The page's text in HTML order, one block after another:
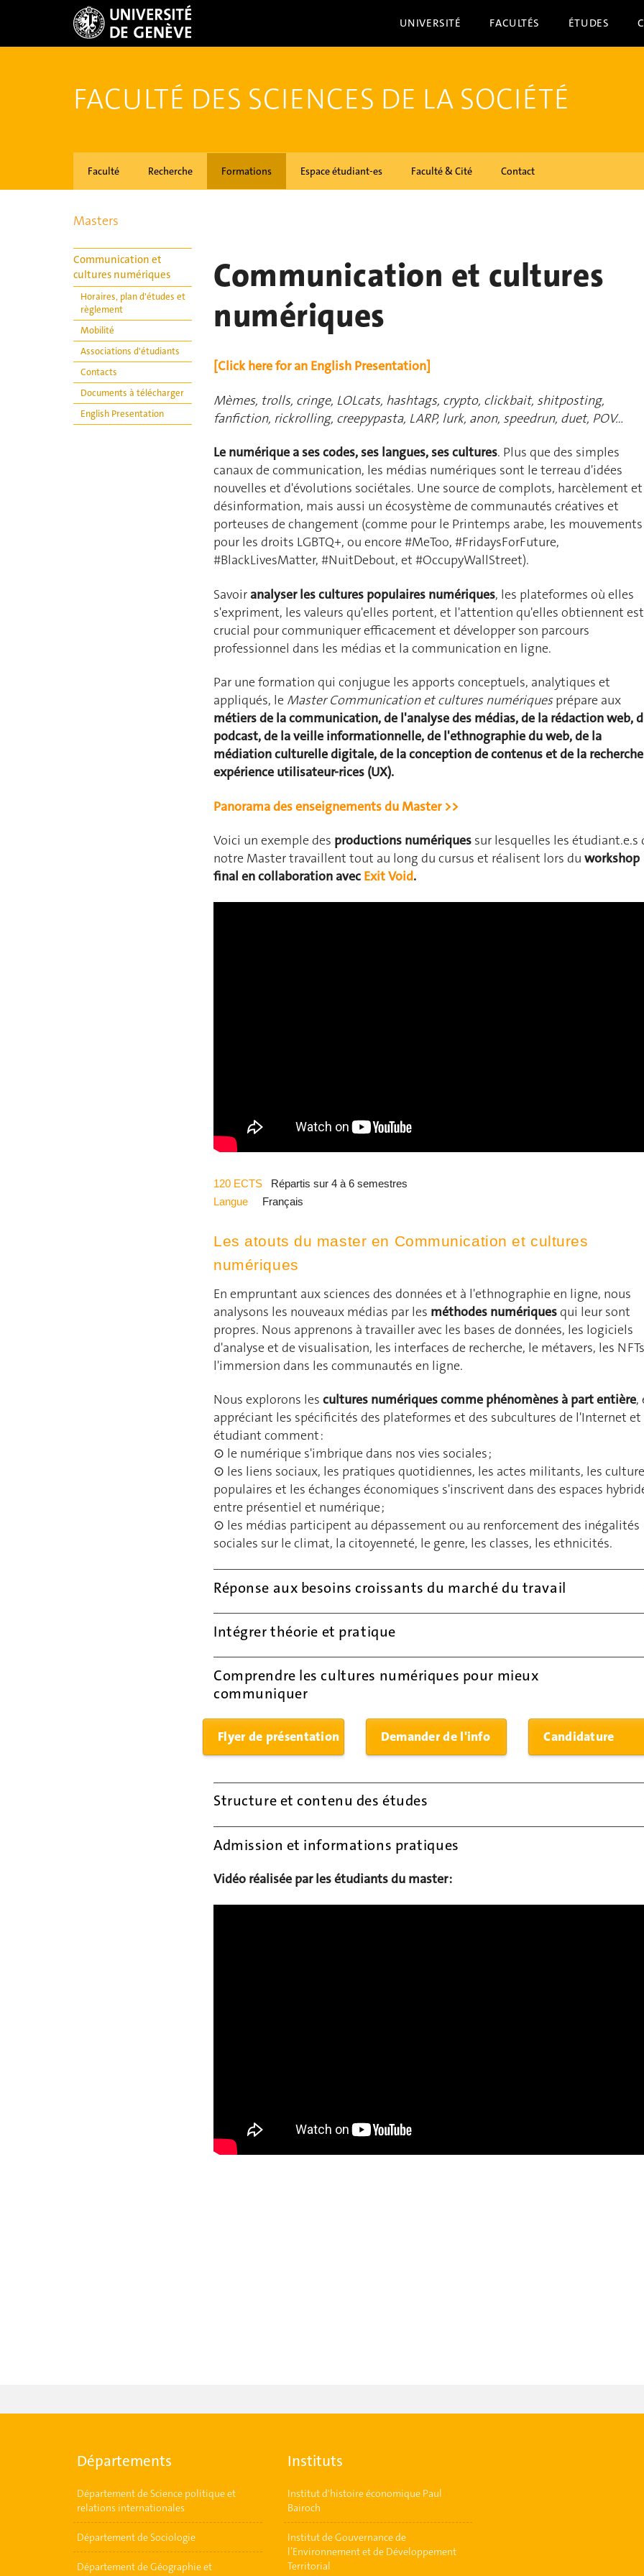
UNIVERSITÉ FACULTÉS ÉTUDES
FACULTÉ DES SCIENCES DE LA SOCIÉTÉ
Faculté Recherche Formations Espace étudiant-es Faculté & Cité Contact
Masters
Communication et
cultures numériques
Horaires, plan d'études et
règlement
Mobilité
Associations d'étudiants
Contacts
Documents à télécharger
English Presentation
Communication et cultures
numériques
[Click here for an English Presentation]
Mèmes, trolls, cringe, LOLcats, hashtags, crypto, clickbait, shitposting,
fanfiction, rickrolling, creepypasta, LARP, lurk, anon, speedrun, duet, POV…
Le numérique a ses codes, ses langues, ses cultures. Plus que des simples
canaux de communication, les médias numériques sont le terreau d'idées
nouvelles et d'évolutions sociétales. Une source de complots, harcèlement et
désinformation, mais aussi un écosystème de communautés créatives et
porteuses de changement (comme pour le Printemps arabe, les mouvements
pour les droits LGBTQ+, ou encore #MeToo, #FridaysForFuture,
#BlackLivesMatter, #NuitDebout, et #OccupyWallStreet).
Savoiranalyser les cultures populaires numériques, les plateformes où elles
s'expriment, les valeurs qu'elles portent, et l'attention qu'elles obtiennent est
crucial pour communiquer efficacement et développer son parcours
professionnel dans les médias et la communication en ligne.
Par une formation qui conjugue les apports conceptuels, analytiques et
appliqués, le Master Communication et cultures numériquesprépare aux
métiers de la communication, de l'analyse des médias, de la rédaction web,
podcast, de la veille informationnelle, de l'ethnographie du web, de la
médiation culturelle digitale, de la conception de contenus et de la recherche
expérience utilisateur-rices (UX).
Panorama des enseignements du Master >>
Voici un exemple des productions numériques sur lesquelles les étudiant.e.s
notre Master travaillent tout au long du cursus et réalisent lors du workshop
final en collaboration avec Exit Void.
120 ECTS
Répartis sur 4 à 6 semestres
Langue
Français
Les atouts du master en Communication et cultures
numériques
En empruntant aux sciences des données et à l'ethnographie en ligne, nous
analysons les nouveaux médias par les méthodes numériques qui leur sont
propres. Nous apprenons à travailler avec les bases de données, les logiciels
d'analyse et de visualisation, les interfaces de recherche, le métavers, les
l'immersion dans les communautés en ligne.
Nous explorons les cultures numériques comme phénomènes à part entière,
appréciant les spécificités des plateformes et des subcultures de l'Internet et
étudiant comment :
⊙ le numérique s'imbrique dans nos vies sociales ;
⊙ les liens sociaux, les pratiques quotidiennes, les actes militants, les
populaires et les échanges économiques s'inscrivent dans des espaces
entre présentiel et numérique ;
⊙ les médias participent au dépassement ou au renforcement des inégalités
sociales sur le climat, la citoyenneté, le genre, les classes, les ethnicités.
Réponse aux besoins croissants du marché du travail
Intégrer théorie et pratique
Comprendre les cultures numériques pour mieux
communiquer
Flyer de présentation Demander de l'info Candidature
Structure et contenu des études
Admission et informations pratiques
Vidéo réalisée par les étudiants du master :
Départements
Département de Science politique et
relations internationales
Département de Sociologie
Département de Géographie et
Instituts
Institut d'histoire économique Paul
Bairoch
Institut de Gouvernance de
l’Environnement et de Développement
Territorial